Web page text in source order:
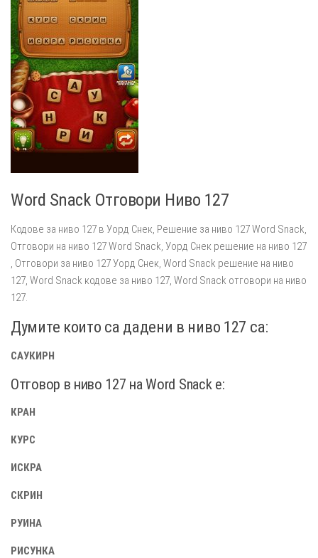
Word Snack Отговори Ниво 127
Кодове за ниво 127 в Уорд Снек, Решение за ниво 127 Word Snack,
Отговори на ниво 127 Word Snack, Уорд Снек решение на ниво 127
, Отговори за ниво 127 Уорд Снек, Word Snack решение на ниво
127, Word Snack кодове за ниво 127, Word Snack отговори на ниво
127.
Думите които са дадени в ниво 127 са:
САУКИРН
Отговор в ниво 127 на Word Snack e:
КРАН
КУРС
ИСКРА
СКРИН
РУИНА
РИСУНКА